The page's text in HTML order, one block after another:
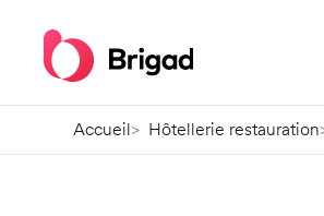
Accueil Hôtellerie restauration